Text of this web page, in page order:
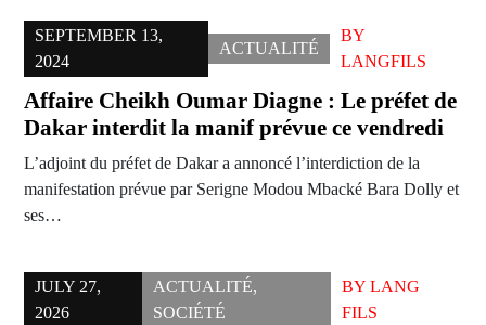
SEPTEMBER 13,
2024
ACTUALITÉ
BY
LANGFILS
Affaire Cheikh Oumar Diagne : Le préfet de
Dakar interdit la manif prévue ce vendredi
L’adjoint du préfet de Dakar a annoncé l’interdiction de la
manifestation prévue par Serigne Modou Mbacké Bara Dolly et
ses…
JULY 27,
2026
ACTUALITÉ,
SOCIÉTÉ
BYLANG
FILS